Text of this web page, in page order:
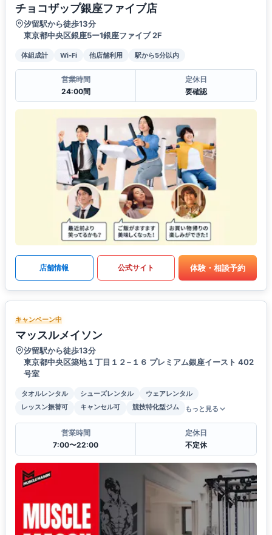
チョコザップ銀座ファイブ店
汐留駅から徒歩13分
東京都中央区銀座5ー1銀座ファイブ 2F
体組成計 Wi-Fi 他店舗利用 駅から5分以内
営業時間
24:00間
定休日
要確認
店舗情報 公式サイト 体験・相談予約
キャンペーン中
マッスルメイソン
汐留駅から徒歩13分
東京都中央区築地１丁目１２−１６ プレミアム銀座イースト 402
号室
タオルレンタル シューズレンタル
ウェアレンタル
レッスン振替可
キャンセル可 競技特化型ジム もっと見る
営業時間
7:00〜22:00
定休日
不定休